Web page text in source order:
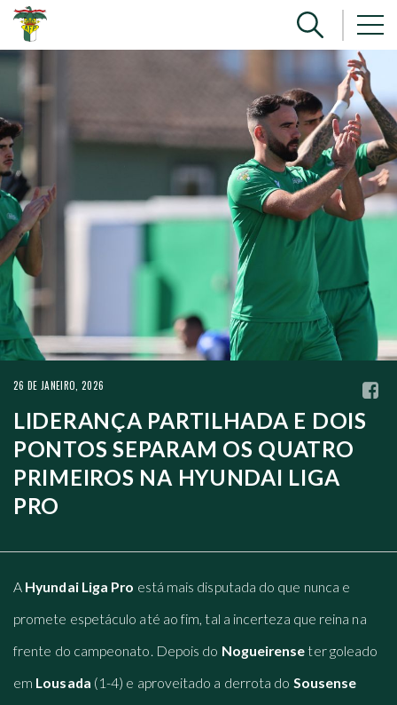
26 DE JANEIRO, 2026
LIDERANÇA PARTILHADA E DOIS
PONTOS SEPARAM OS QUATRO
PRIMEIROS NA HYUNDAI LIGA
PRO
A Hyundai Liga Pro está mais disputada do que nunca e
promete espetáculo até ao fim, tal a incerteza que reina na
frente do campeonato. Depois do Nogueirense ter goleado
em Lousada (1-4) e aproveitado a derrota do Sousense